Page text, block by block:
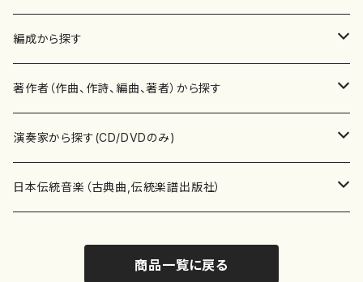
楽譜
書籍
書籍
テキストブック
CD・DVD
チケット
編成から探す
邦楽器
箏・琴（ソロ）
箏・琴（合奏）
合唱
混声合唱
歌・声
著作者（作曲、作詩、編曲、著者）から探す
あ行
青木省三(アオキ ショウゾウ)
か行
蔭山滸山(カゲヤマ キョザン)
演奏家から探す(CD/DVDのみ)
邦楽（箏、三味線、尺八等）演奏家
日本伝統音楽（古典曲,伝統楽譜出版社）
商品一覧に戻る